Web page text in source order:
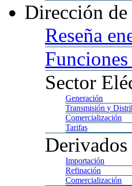
Dirección
Reseña
Funciones
Sector
Generación
Transmisión y
Comercialización
Tarifas
Derivados
Importación
Refinación
Comercialización